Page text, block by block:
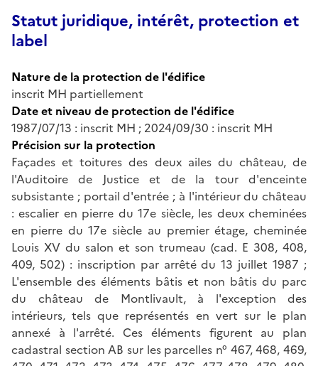
Statut juridique, intérêt, protection et
label
Nature de la protection de l'édifice
inscrit MH partiellement
Date et niveau de protection de l'édifice
1987/07/13 : inscrit MH ; 2024/09/30 : inscrit MH
Précision sur la protection
Façades et toitures des deux ailes du château, de
l'Auditoire de Justice et de la tour d'enceinte
subsistante ; portail d'entrée ; à l'intérieur du château
: escalier en pierre du 17e siècle, les deux cheminées
en pierre du 17e siècle au premier étage, cheminée
Louis XV du salon et son trumeau (cad. E 308, 408,
409, 502) : inscription par arrêté du 13 juillet 1987 ;
L'ensemble des éléments bâtis et non bâtis du parc
du château de Montlivault, à l'exception des
intérieurs, tels que représentés en vert sur le plan
annexé à l'arrêté. Ces éléments figurent au plan
cadastral section AB sur les parcelles n° 467, 468, 469,